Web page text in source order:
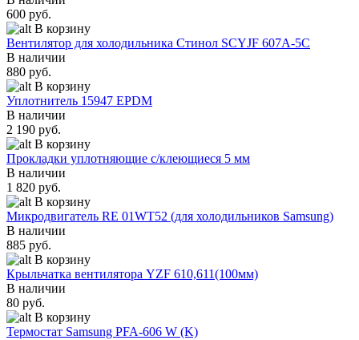
600 руб.
В корзину
Вентилятор для холодильника Стинол SCYJF 607A-5C
В наличии
880 руб.
В корзину
Уплотнитель 15947 EPDM
В наличии
2 190 руб.
В корзину
Прокладки уплотняющие с/клеющиеся 5 мм
В наличии
1 820 руб.
В корзину
Микродвигатель RE 01WT52 (для холодильников Samsung)
В наличии
885 руб.
В корзину
Крыльчатка вентилятора YZF 610,611(100мм)
В наличии
80 руб.
В корзину
Термостат Samsung PFA-606 W (K)